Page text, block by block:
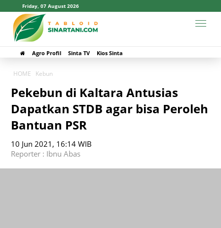
Friday, 07 August 2026
Agro Profil Sinta TV Kios Sinta
HOME Kebun
Pekebun di Kaltara Antusias
Dapatkan STDB agar bisa Peroleh
Bantuan PSR
10 Jun 2021, 16:14 WIB
Reporter : Ibnu Abas